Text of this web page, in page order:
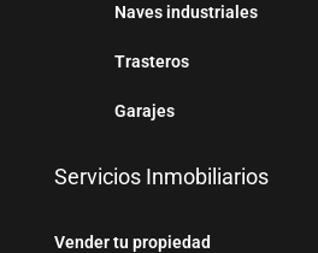
Naves industriales
Trasteros
Garajes
Servicios Inmobiliarios
Vender tu propiedad